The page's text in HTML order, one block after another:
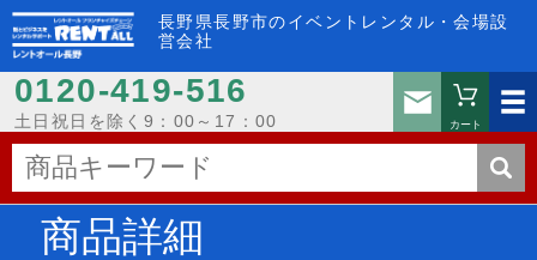
長野県長野市のイベントレンタル・会場設
営会社
0120-419-516
土日祝日を除く9：00～17：00
お問い
カート
商品詳細